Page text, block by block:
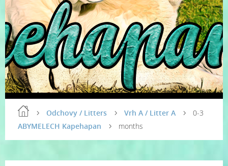
Odchovy / Litters
Vrh A / Litter A
ABYMELECH Kapehapan
0-3
months